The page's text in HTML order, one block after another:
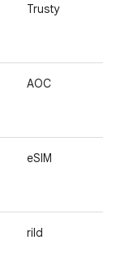
Trusty
AOC
eSIM
rild